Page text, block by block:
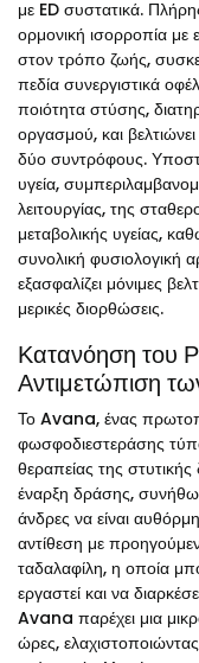
με ED συστατικά.
ορμονική ισορροπία με
στον τρόπο ζωής,
πεδία συνεργιστικά
ποιότητα στύσης,
οργασμού, και
δύο συντρόφους.
υγεία,
λειτουργίας, της
μεταβολικής υγείας,
συνολική φυσιολογική
εξασφαλίζει μόνιμες
μερικές διορθώσεις.
Κατανόηση του
Αντιμετώπιση
Το Avana, ένας
φωσφοδιεστεράσης
θεραπείας της
έναρξη δράσης,
άνδρες να είναι
αντίθεση με
ταδαλαφίλη, η οποία
εργαστεί και να
Avana παρέχει μια
ώρες,